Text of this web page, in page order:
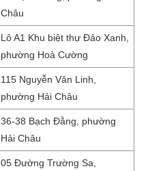
Châu
Lô A1 Khu biệt thự Đảo Xanh,
phường Hoà Cường
115 Nguyễn Văn Linh,
phường Hải Châu
36-38 Bạch Đằng, phường
Hải Châu
05 Đường Trường Sa,